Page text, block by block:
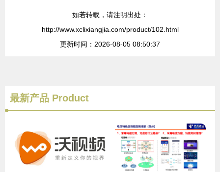
如若转载，请注明出处：
http://www.xclixiangjia.com/product/102.html
更新时间：2026-08-05 08:50:37
最新产品 Product